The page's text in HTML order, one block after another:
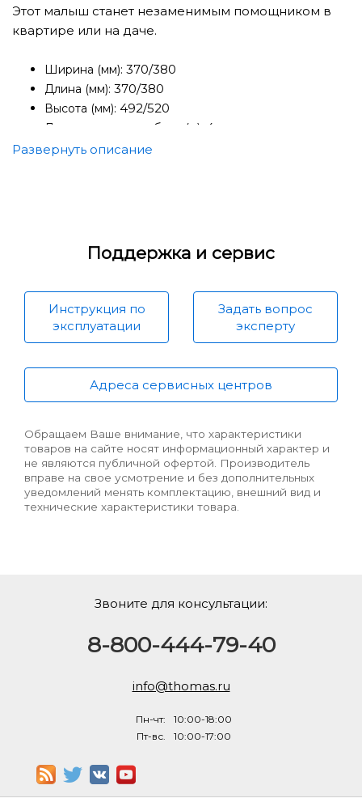
Этот малыш станет незаменимым помощником в
квартире или на даче.
Ширина (мм): 370/380
Длина (мм): 370/380
Высота (мм): 492/520
Длина сетевого кабеля (м): 4
Вес прибор/прибор с картоном и
Объем корпуса:
Система труб 32 мм
Развернуть описание
Поддержка и сервис
Инструкция по
эксплуатации
Задать вопрос
эксперту
Адреса сервисных центров
Обращаем Ваше внимание, что характеристики
товаров на сайте носят информационный характер и
не являются публичной офертой. Производитель
вправе на свое усмотрение и без дополнительных
уведомлений менять комплектацию, внешний вид и
технические характеристики товара.
Звоните для консультации:
8-800-444-79-40
info@thomas.ru
Пн-чт:
10:00-18:00
Пт-вс.
10:00-17:00